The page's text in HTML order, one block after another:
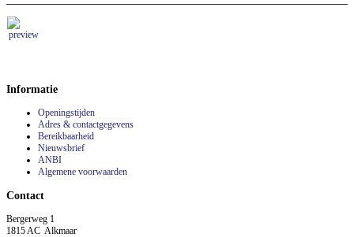
Informatie
Openingstijden
Adres & contactgegevens
Bereikbaarheid
Nieuwsbrief
ANBI
Algemene voorwaarden
Contact
Bergerweg 1
1815 AC Alkmaar